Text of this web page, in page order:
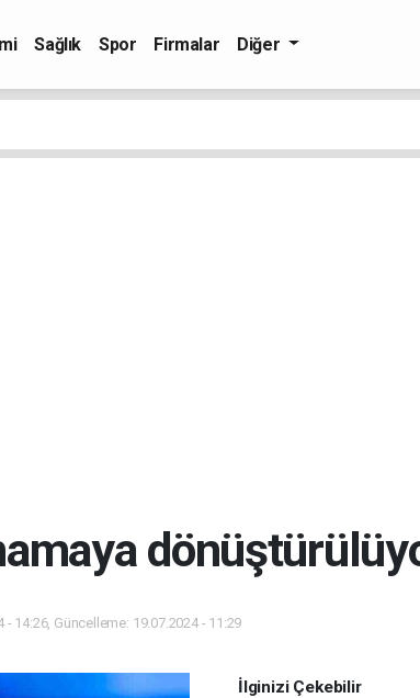
Sağlık Spor Firmalar Diğer
14:26, Güncelleme: 19.07.2024 - 11:29
İlginizi Çekebilir